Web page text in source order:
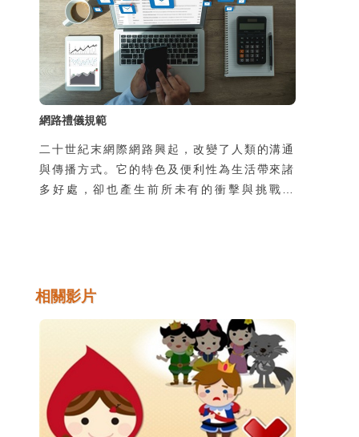
（digital immigrant），他們可能長大後，
或是因為工作，才會接觸到科技 (Prensky,
2001)。因此，數位原住民與數位移民這二個
族群在
網路禮儀規範
二十世紀末網際網路興起，改變了人類的溝通
與傳播方式。它的特色及便利性為生活帶來諸
多好處，卻也產生前所未有的衝擊與挑戰。
來檢視自己的網路素養及網路禮儀之必要。培
避免或降低其帶來的負面衝擊。
相關影片